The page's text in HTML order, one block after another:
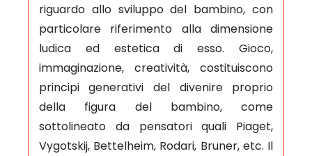
riguardo allo sviluppo del bambino, con
particolare riferimento alla dimensione
ludica ed estetica di esso. Gioco,
immaginazione, creatività, costituiscono
principi generativi del divenire proprio
della figura del bambino, come
sottolineato da pensatori quali Piaget,
Vygotskij, Bettelheim, Rodari, Bruner, etc. Il